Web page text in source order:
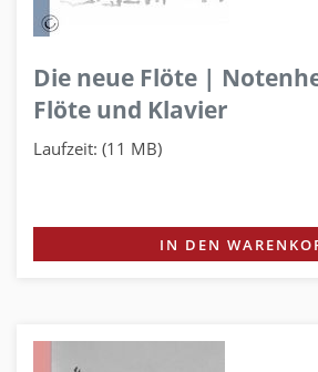
Die neue Flöte |
Flöte und Klavier
Laufzeit: (11 MB)
IN DEN